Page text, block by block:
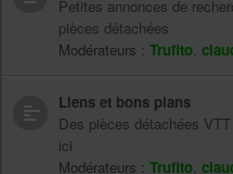
Petites annonces de
pièces détachées
Modérateurs : Trufito,
Liens et bons plans
Des pièces détachées
ici
Modérateurs : Trufito,